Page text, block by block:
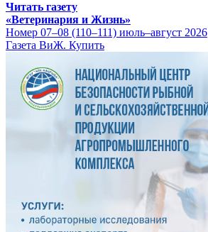
Читать газету
«Ветеринария и Жизнь»
Номер 07–08 (110–111) июль–август 2026
Газета ВиЖ. Купить